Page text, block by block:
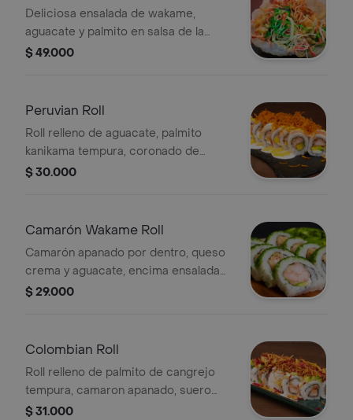
Deliciosa ensalada de wakame,
aguacate y palmito en salsa de la
casa, coronada con camarón.
$ 49.000
Peruvian Roll
Roll relleno de aguacate, palmito
kanikama tempura, coronado de
pescado blanco bañado en leche de
$ 30.000
Camarón Wakame Roll
Camarón apanado por dentro, queso
crema y aguacate, encima ensalada
de wakame.
$ 29.000
Colombian Roll
Roll relleno de palmito de cangrejo
tempura, camaron apanado, suero
costeño, con topping de aguacate y
$ 31.000